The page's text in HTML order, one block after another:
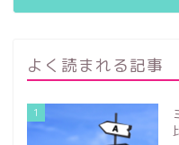
よく読まれる記事
1